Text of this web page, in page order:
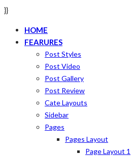
}}
HOME
FEARURES
Post Styles
Post Video
Post Gallery
Post Review
Cate Layouts
Sidebar
Pages
Pages Layout
Page Layout 1